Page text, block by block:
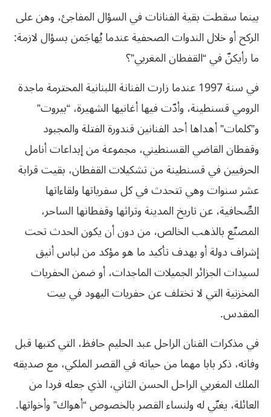
بينما سقطت بقية الفنانات في السؤال المفاجئ، وهن على
الركح أو خلال الندوات الصحفية عندما يُهاجَمن بسؤال لازمة:
ما رأيكنّ في “القفطان المغربي”؟
في سنة 1997 عندما زارت الفنانة اللبنانية المحترمة ماجدة
الرومي قسنطينة، وأدّت فيها أغانيها الشهيرة، “بيروت”
و”كلمات” أهداها أحد الفنانين قندورة الفتلة والمجبود
وقفطان القاضي القسنطيني، مجموعة من إبداعات أنامل
الحرفيين في قسنطينة من تشكيلات القفطان، بقيت قرابة
عشر سنوات وهي تتحدث في كل سفرياتها ولقاءاتها
الصِّحافية، عن تاريخ المدينة وتراثها وقفطانها الساحر،
المصنّع بالذهب الخالص، من دون أن يكون الحدث تحت
إشراف دولة أو بهدف تأكيد ما هو مؤكد من لباس أنيق
لسيدات الجزائر الجميلات الماجدات، أو ضمن الحفريات
المخزنية التي لا تختلف عن حفريات اليهود في بيت
المقدس.
في مذكرات الفنان الراحل عبد الحليم حافظ، التي كتبها قبل
وفاته، ذكر بابا مهما من حياته في القصر الملكي، مع صديقه
الملك المغربي الراحل الحسن الثاني، الذي جعله فردا من
العائلة، يغنّي له ولنساء القصر بالخصوص “أهواك” وأخواتها.